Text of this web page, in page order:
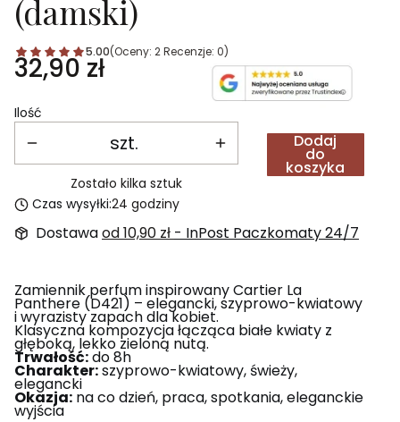
(damski)
5.00(Oceny: 2 Recenzje: 0)
Cena
32,90 zł
Ilość
szt.
Zostało kilka sztuk
Dodaj
do
koszyka
Czas wysyłki:24 godziny
Dostawaod 10,90 zł - InPost Paczkomaty 24/7
Zamiennik perfum inspirowany Cartier La
Panthere (D421) – elegancki, szyprowo-kwiatowy
i wyrazisty zapach dla kobiet.
Klasyczna kompozycja łącząca białe kwiaty z
głęboką, lekko zieloną nutą.
Trwałość:do 8h
Charakter:szyprowo-kwiatowy, świeży,
elegancki
Okazja: na co dzień, praca, spotkania, eleganckie
wyjścia